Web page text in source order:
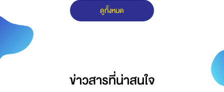
ดูทั้งหมด
ข่าวสารที่น่าสนใจ